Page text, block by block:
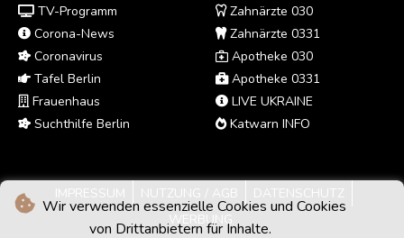
Wir verwenden essenzielle Cookies und Cookies
von Drittanbietern für Inhalte.
TV-Programm
Corona-News
Coronavirus
Tafel Berlin
Frauenhaus
Suchthilfe Berlin
Zahnärzte 030
Zahnärzte 0331
Apotheke 030
Apotheke 0331
LIVE UKRAINE
Katwarn INFO
IMPRESSUM NUTZUNG / AGB
DATENSCHUTZ
WERBUNG